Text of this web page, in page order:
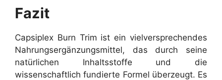
Fazit
Capsiplex Burn Trim ist ein vielversprechendes
Nahrungsergänzungsmittel, das durch seine
natürlichen Inhaltsstoffe und die
wissenschaftlich fundierte Formel überzeugt. Es